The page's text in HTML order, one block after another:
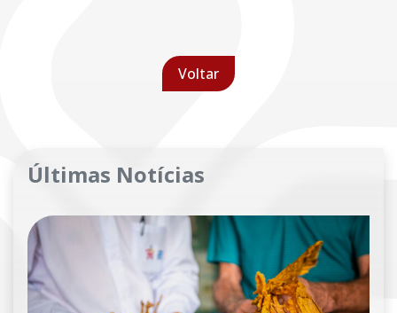
Voltar
Últimas Notícias